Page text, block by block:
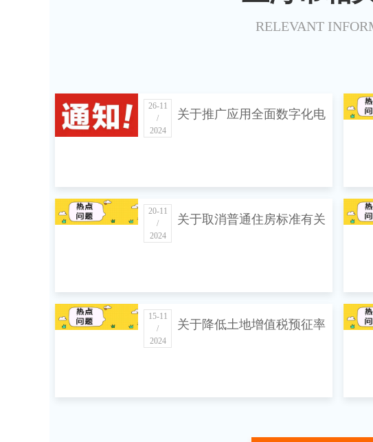
RELEVANT
26-11
/
2024
关于推广应用全面数字化电
20-11
/
2024
关于取消普通住房标准有关
15-11
/
2024
关于降低土地增值税预征率